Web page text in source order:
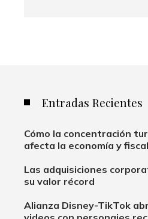
Entradas Recientes
Cómo la concentración
afecta la economía y
Las adquisiciones
su valor récord
Alianza Disney-TikTok